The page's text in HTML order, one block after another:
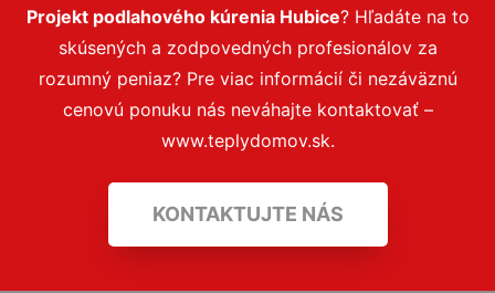
Projekt podlahového kúrenia Hubice? Hľadáte na to
skúsených a zodpovedných profesionálov za
rozumný peniaz? Pre viac informácií či nezáväznú
cenovú ponuku nás neváhajte kontaktovať –
www.teplydomov.sk.
KONTAKTUJTE NÁS